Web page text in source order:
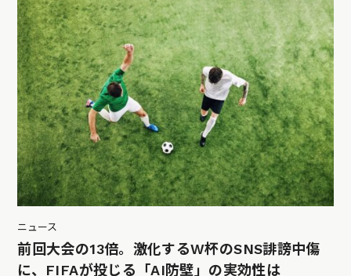
ニュース
前回大会の13倍。激化するW杯のSNS誹謗中傷
に、FIFAが投じる「AI防壁」の実効性は